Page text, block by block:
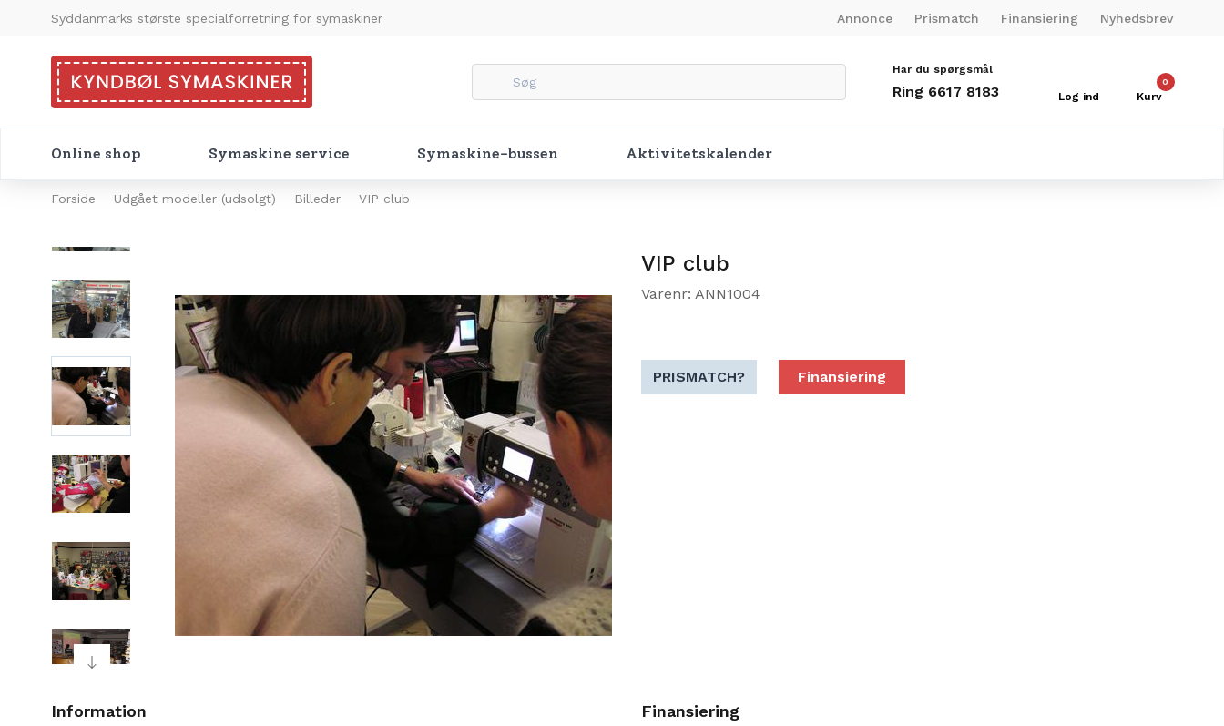
Syddanmarks største specialforretning for symaskiner Annonce Prismatch Finansiering Nyhedsbrev
Har du spørgsmål
Ring 6617 8183 Log ind
0
Kurv
Online shop Symaskine service Symaskine-bussen Aktivitetskalender
Forside Udgået modeller (udsolgt) Billeder VIP club
VIP club
Varenr: ANN1004
PRISMATCH? Finansiering
Information Finansiering